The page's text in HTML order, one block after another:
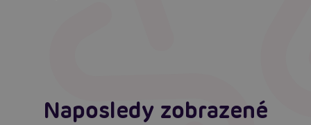
Naposledy zobrazené